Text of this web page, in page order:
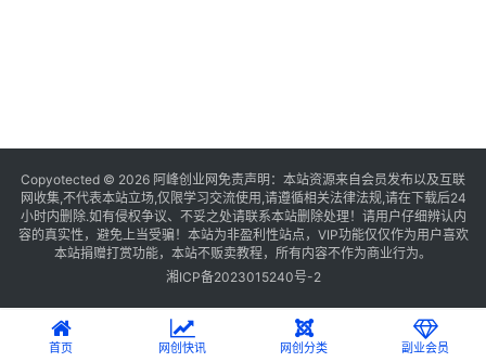
Copyotected © 2026 阿峰创业网 免责声明：本站资源来自会员发布以及互联
网收集,不代表本站立场,仅限学习交流使用,请遵循相关法律法规,请在下载后24
小时内删除.如有侵权争议、不妥之处请联系本站删除处理！请用户仔细辨认内
容的真实性，避免上当受骗！本站为非盈利性站点，VIP功能仅仅作为用户喜欢
本站捐赠打赏功能，本站不贩卖教程，所有内容不作为商业行为。
湘ICP备2023015240号-2
首页 网创快讯 网创分类 副业会员